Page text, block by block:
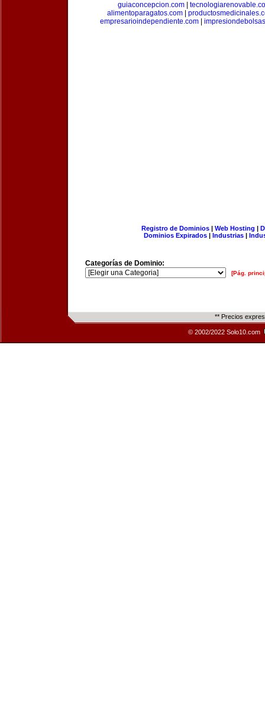
guiaconcepcion.com|
alimentoparagatos.com
empresarioindependiente.com
Registro de Dominios| Web Hosting |
Dominios Expirados | Industrias |
Categorías de Dominio:
[Pág.
** Precios
© 2002/2022 Solo10.com